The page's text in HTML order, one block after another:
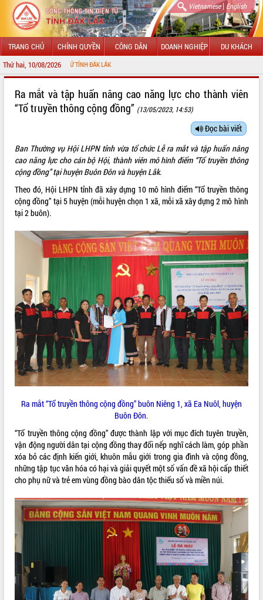
Vietnamese| English
TRANG CHỦ CHÍNH QUYỀN CÔNG DÂN DOANH NGHIỆP DU KHÁCH
Thứ hai, 10/08/2026
LÃNH ĐẠO UBND TỈNH
SỞ, BAN, NGÀNH
THÔNG TIN CHỈ ĐẠO ĐIỀU HÀNH
HỆ THỐNG VĂN BẢN
VĂN BẢN HĐND TỈNH
ĐIỂM TIN VĂN BẢN
QUY HOẠCH - KẾ HOẠCH
VIDEO
Không có file video nào để phát.
ALBUM ẢNH
Ra mắt và tập huấn nâng cao năng lực cho thành viên
“Tổ truyền thông cộng đồng” (13/05/2023, 14:53)
Đọc bài viết
Ban Thường vụ Hội LHPN tỉnh vừa tổ chức Lễ ra mắt và tập huấn nâng
cao năng lực cho cán bộ Hội, thành viên mô hình điểm “Tổ truyền thông
cộng đồng” tại huyện Buôn Đôn và huyện Lắk.
Theo đó, Hội LHPN tỉnh đã xây dựng 10 mô hình điểm “Tổ truyền thông
cộng đồng” tại 5 huyện (mỗi huyện chọn 1 xã, mỗi xã xây dựng 2 mô hình
tại 2 buôn).
Ra mắt “Tổ truyền thông cộng đồng” buôn Niêng 1, xã Ea Nuôl, huyện
Buôn Đôn.
“Tổ truyền thông cộng đồng” được thành lập với mục đích tuyên truyền,
vận động người dân tại cộng đồng thay đổi nếp nghĩ cách làm, góp phần
xóa bỏ các định kiến giới, khuôn mẫu giới trong gia đình và cộng đồng,
những tập tục văn hóa có hại và giải quyết một số vấn đề xã hội cấp thiết
cho phụ nữ và trẻ em vùng đồng bào dân tộc thiểu số và miền núi.